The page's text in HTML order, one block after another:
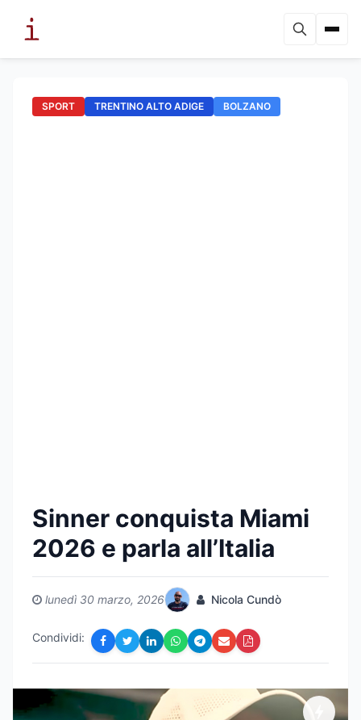
SPORT TRENTINO ALTO ADIGE BOLZANO
Sinner conquista Miami
2026 e parla all’Italia
lunedì 30 marzo, 2026 Nicola Cundò
Condividi: